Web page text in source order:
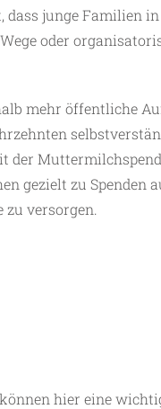
dass junge Familien
oder
mehr öffentliche
der
gezielt zu Spenden
versorgen.
hier eine